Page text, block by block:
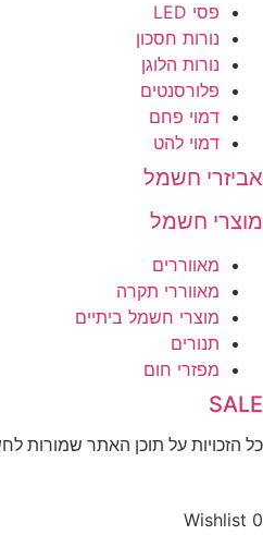
פסי LED
נורות חסכון
נורות הלוגן
פלורסנטים
דמוי פחם
דמוי להט
אביזרי חשמל
מוצרי חשמל
מאווררים
מאווררי תקרה
מוצרי חשמל ביתיים
תנורים
מפזרי חום
SALE
כל הזכויות על תוכן האתר
Wishlist 0